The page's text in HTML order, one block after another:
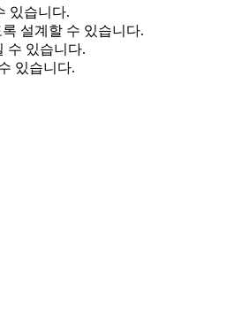
있습니다.
설계할 수 있습니다.
수 있습니다.
있습니다.